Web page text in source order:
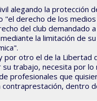
alegando la protección
derecho de los
del club demandado
la limitación de
por otro el de la Libertad
trabajo, necesita por
profesionales que
dentro